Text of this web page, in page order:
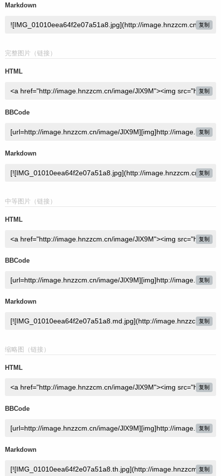
Markdown
复制
完整图片（链接）
HTML
复制
BBCode
复制
Markdown
复制
中等图片（链接）
HTML
复制
BBCode
复制
Markdown
复制
缩略图（链接）
HTML
复制
BBCode
复制
Markdown
复制